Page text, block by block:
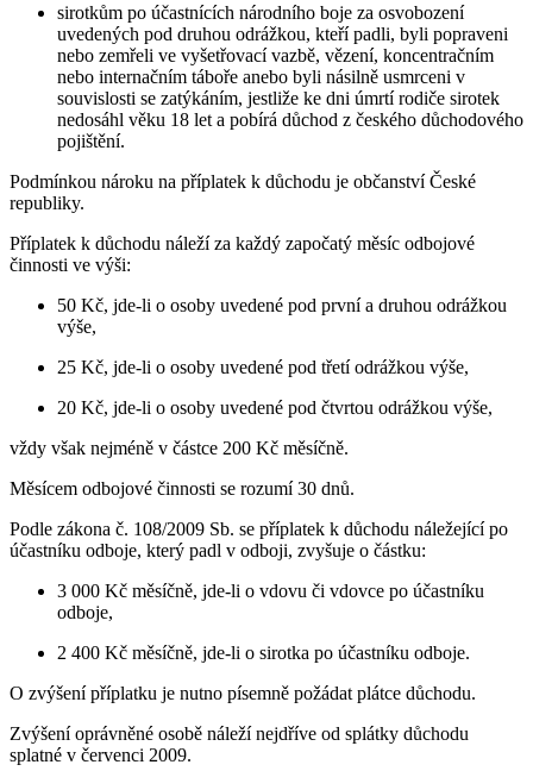
sirotkům po účastnících národního boje za osvobození
uvedených pod druhou odrážkou, kteří padli, byli popraveni
nebo zemřeli ve vyšetřovací vazbě, vězení, koncentračním
nebo internačním táboře anebo byli násilně usmrceni v
souvislosti se zatýkáním, jestliže ke dni úmrtí rodiče sirotek
nedosáhl věku 18 let a pobírá důchod z českého důchodového
pojištění.
Podmínkou nároku na příplatek k důchodu je občanství České
republiky.
Příplatek k důchodu náleží za každý započatý měsíc odbojové
činnosti ve výši:
50 Kč, jde-li o osoby uvedené pod první a druhou odrážkou
výše,
25 Kč, jde-li o osoby uvedené pod třetí odrážkou výše,
20 Kč, jde-li o osoby uvedené pod čtvrtou odrážkou výše,
vždy však nejméně v částce 200 Kč měsíčně.
Měsícem odbojové činnosti se rozumí 30 dnů.
Podle zákona č. 108/2009 Sb. se příplatek k důchodu náležející po
účastníku odboje, který padl v odboji, zvyšuje o částku:
3 000 Kč měsíčně, jde-li o vdovu či vdovce po účastníku
odboje,
2 400 Kč měsíčně, jde-li o sirotka po účastníku odboje.
O zvýšení příplatku je nutno písemně požádat plátce důchodu.
Zvýšení oprávněné osobě náleží nejdříve od splátky důchodu
splatné v červenci 2009.